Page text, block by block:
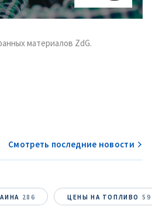
материалов ZdG.
Смотреть последние новости
286 ЦЕНЫ НА ТОПЛИВО 59